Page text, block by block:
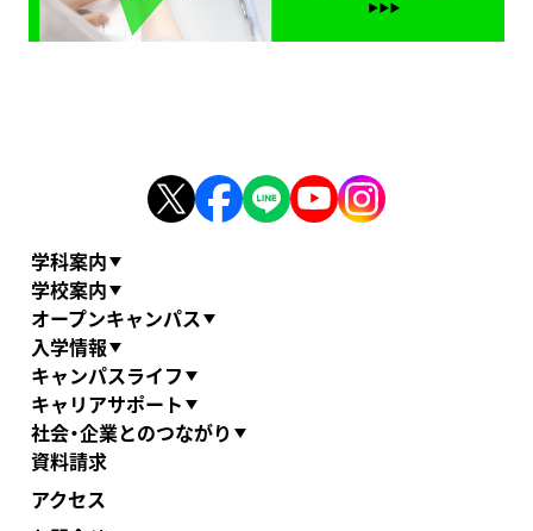
学科案内
学校案内
オープンキャンパス
入学情報
キャンパスライフ
キャリアサポート
社会・企業とのつながり
資料請求
アクセス